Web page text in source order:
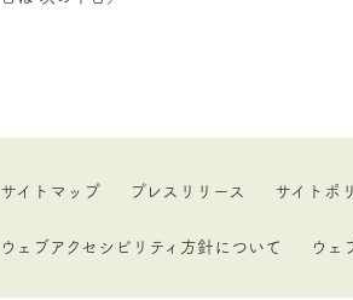
サイトマップ プレスリリース サイトポ
ウェブアクセシビリティ方針について ウェ